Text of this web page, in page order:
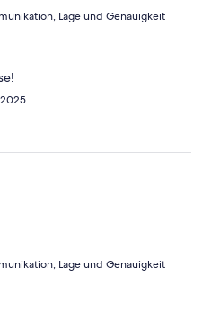
Lage und Genauigkeit
Lage und Genauigkeit